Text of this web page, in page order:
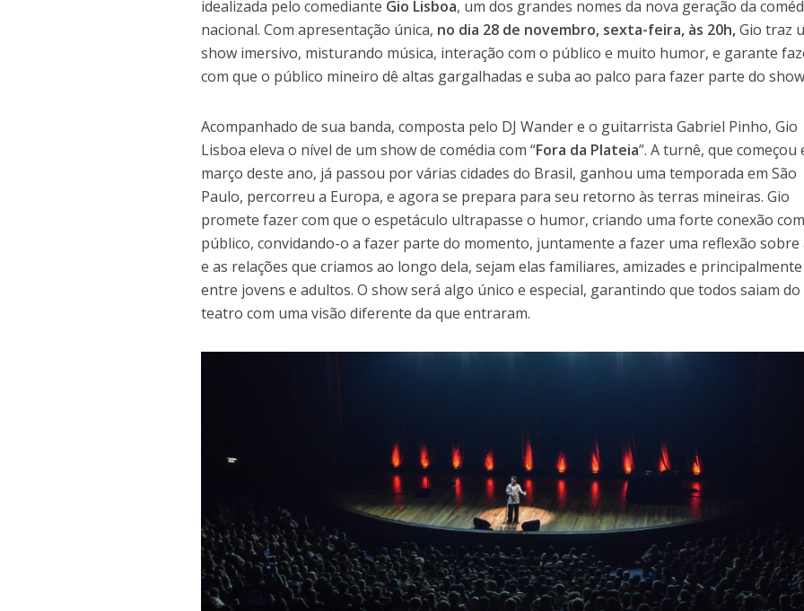
idealizada pelo comediante Gio Lisboa, um dos grandes nomes da nova geração da
nacional. Com apresentação única, no dia 28 de novembro, sexta-feira, às 20h,Gio traz
show imersivo, misturando música, interação com o público e muito humor, e garante
com que o público mineiro dê altas gargalhadas e suba ao palco para fazer parte do
Acompanhado de sua banda, composta pelo DJ Wander e o guitarrista Gabriel Pinho, Gio
Lisboa eleva o nível de um show de comédia com “Fora da Plateia”. A turnê, que começou
março deste ano, já passou por várias cidades do Brasil, ganhou uma temporada em São
Paulo, percorreu a Europa, e agora se prepara para seu retorno às terras mineiras. Gio
promete fazer com que o espetáculo ultrapasse o humor, criando uma forte conexão
público, convidando-o a fazer parte do momento, juntamente a fazer uma reflexão sobre
e as relações que criamos ao longo dela, sejam elas familiares, amizades e principalmente
entre jovens e adultos. O show será algo único e especial, garantindo que todos saiam do
teatro com uma visão diferente da que entraram.